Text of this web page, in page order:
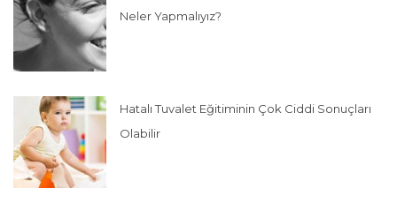
Neler Yapmalıyız?
Hatalı Tuvalet Eğitiminin Çok Ciddi Sonuçları
Olabilir